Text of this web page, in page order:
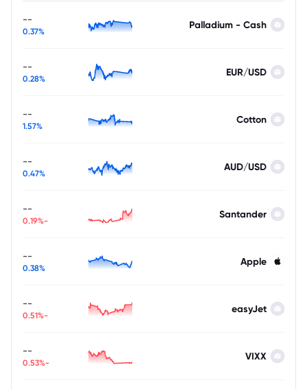
Palladium - Cash
--
0.37%
EUR/USD
--
0.28%
Cotton
--
1.57%
AUD/USD
--
0.47%
Santander
--
-0.19%
Apple
--
0.38%
easyJet
--
-0.51%
VIXX
--
-0.53%